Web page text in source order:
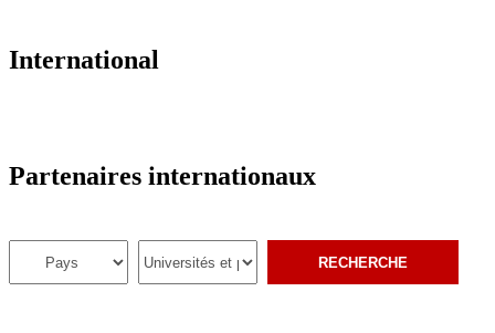
International
Partenaires internationaux